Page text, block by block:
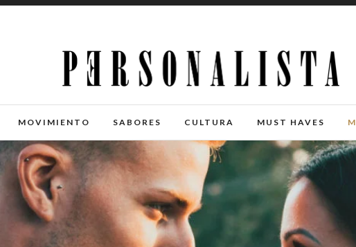
MOVIMIENTO SABORES CULTURA MUST HAVES